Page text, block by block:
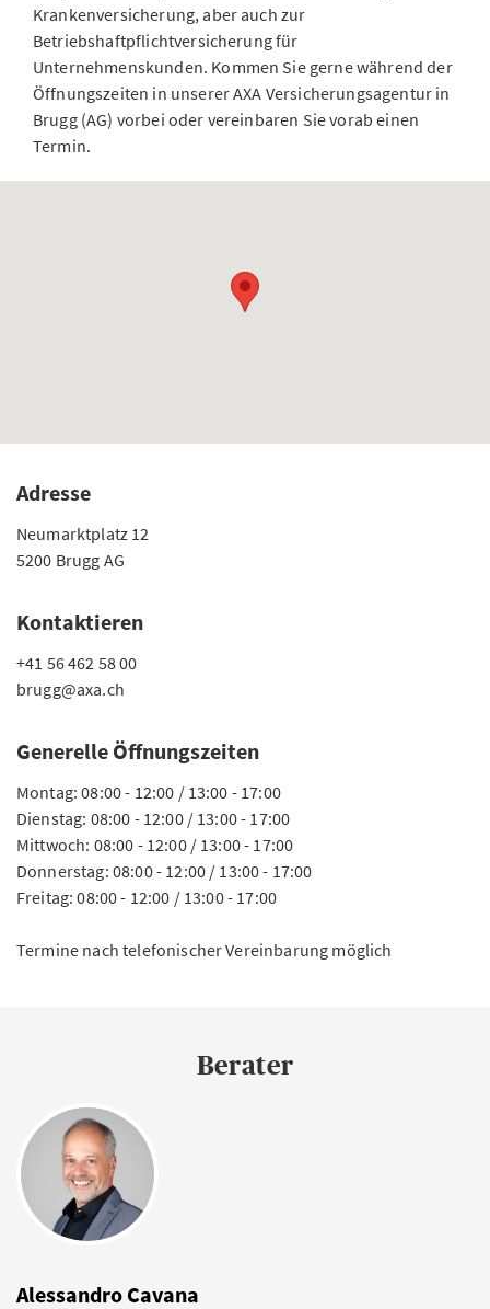
Krankenversicherung, aber auch zur
Betriebshaftpflichtversicherung für
Unternehmenskunden. Kommen Sie gerne während der
Öffnungszeiten in unserer AXA Versicherungsagentur in
Brugg (AG) vorbei oder vereinbaren Sie vorab einen
Termin.
Adresse
Neumarktplatz 12
5200 Brugg AG
Kontaktieren
+41 56 462 58 00
brugg@axa.ch
Generelle Öffnungszeiten
Montag: 08:00 - 12:00 / 13:00 - 17:00
Dienstag: 08:00 - 12:00 / 13:00 - 17:00
Mittwoch: 08:00 - 12:00 / 13:00 - 17:00
Donnerstag: 08:00 - 12:00 / 13:00 - 17:00
Freitag: 08:00 - 12:00 / 13:00 - 17:00
Termine nach telefonischer Vereinbarung möglich
Berater
Alessandro Cavana